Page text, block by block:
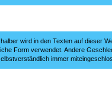
wird in den Texten auf dieser
Form verwendet. Andere
immer